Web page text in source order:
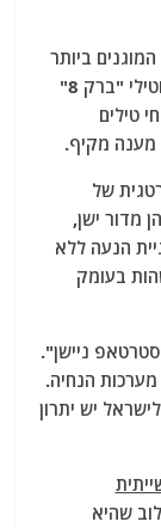
השיט המוגנים ביותר
בעולם ביחס לגודלם. השילוב של "כיפה ימית" וטילי "ברק 8"
טילים
מענה מקיף.
של
מדור ישן,
הנעה ללא
בעומק
ניישן".
הנחיה.
יש יתרון
שהיא